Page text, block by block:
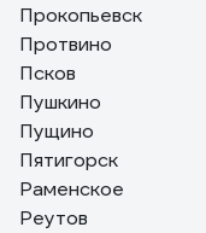
Прокопьевск
Протвино
Псков
Пушкино
Пущино
Пятигорск
Раменское
Реутов